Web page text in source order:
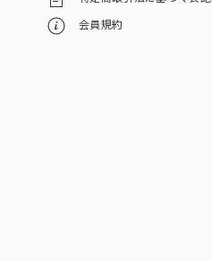
会員規約